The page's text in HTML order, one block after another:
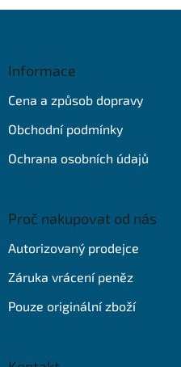
Informace
Cena a způsob dopravy
Obchodní podmínky
Ochrana osobních údajů
Proč nakupovat od nás
Autorizovaný prodejce
Záruka vrácení peněz
Pouze originální zboží